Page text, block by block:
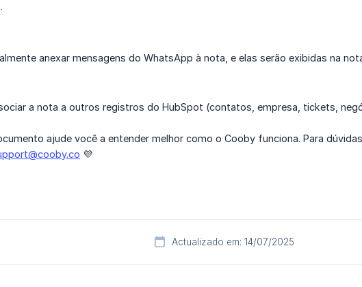
anexar mensagens do WhatsApp à nota, e elas serão exibidas na
a nota a outros registros do HubSpot (contatos, empresa, tickets,
ajude você a entender melhor como o Cooby funciona. Para
💜
Actualizado em: 14/07/2025